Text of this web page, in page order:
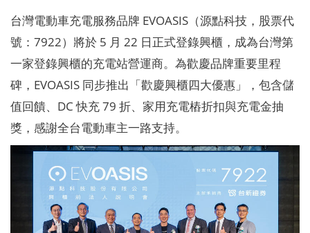
台灣電動車充電服務品牌 EVOASIS（源點科技，股票代
號：7922）將於 5 月 22 日正式登錄興櫃，成為台灣第
一家登錄興櫃的充電站營運商。為歡慶品牌重要里程
碑，EVOASIS 同步推出「歡慶興櫃四大優惠」，包含儲
值回饋、DC 快充 79 折、家用充電樁折扣與充電金抽
獎，感謝全台電動車主一路支持。